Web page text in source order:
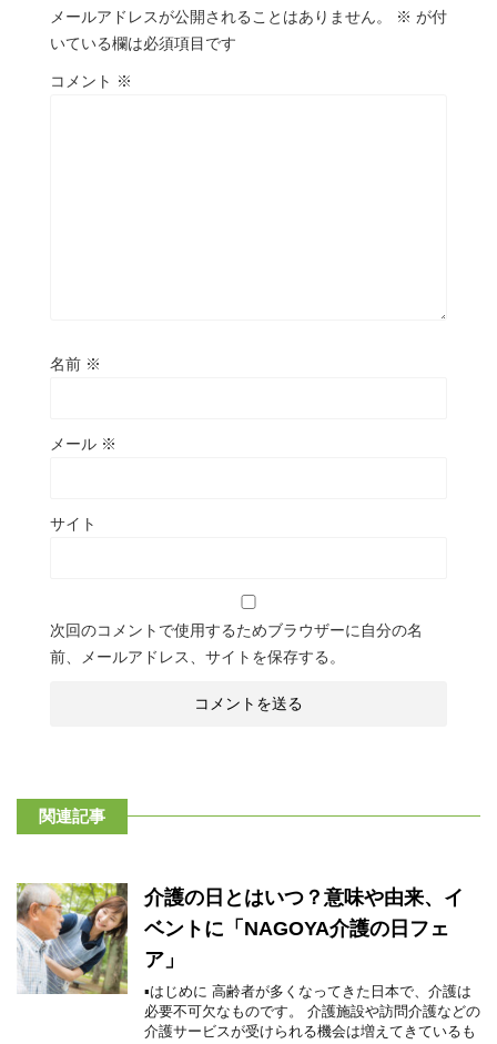
メールアドレスが公開されることはありません。 ※ が付
いている欄は必須項目です
コメント ※
名前 ※
メール ※
サイト
次回のコメントで使用するためブラウザーに自分の名
前、メールアドレス、サイトを保存する。
関連記事
介護の日とはいつ？意味や由来、イ
ベントに「NAGOYA介護の日フェ
ア」
▪はじめに 高齢者が多くなってきた日本で、介護は
必要不可欠なものです。 介護施設や訪問介護などの
介護サービスが受けられる機会は増えてきているも